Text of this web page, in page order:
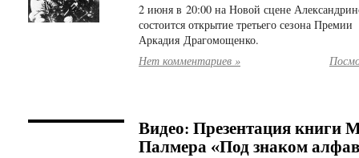
2 июня в 20:00 на Новой сцене
состоится открытие третьего сезона Премии
Аркадия Драгомощенко.
Нет комментариев »
Видео: Презентация книги
Палмера «Под знаком